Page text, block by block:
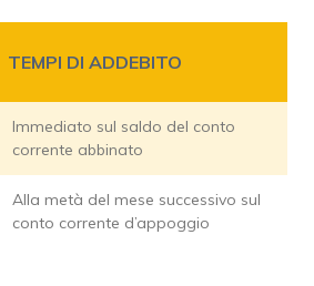
TEMPI DI ADDEBITO
Immediato sul saldo del conto
corrente abbinato
Alla metà del mese successivo sul
conto corrente d’appoggio